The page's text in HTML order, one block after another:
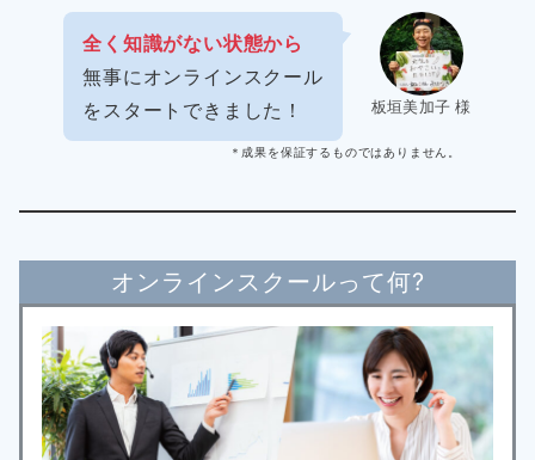
板垣美加子 様
全く知識がない状態から
無事にオンラインスクール
をスタートできました！
＊成果を保証するものではありません。
オンラインスクールって何?